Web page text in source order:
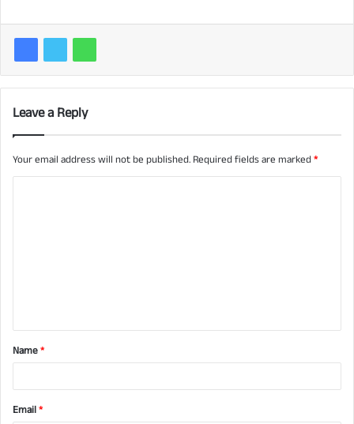
Leave a Reply
Your email address will not be published. Required fields are marked*
t
*Name*
Email*